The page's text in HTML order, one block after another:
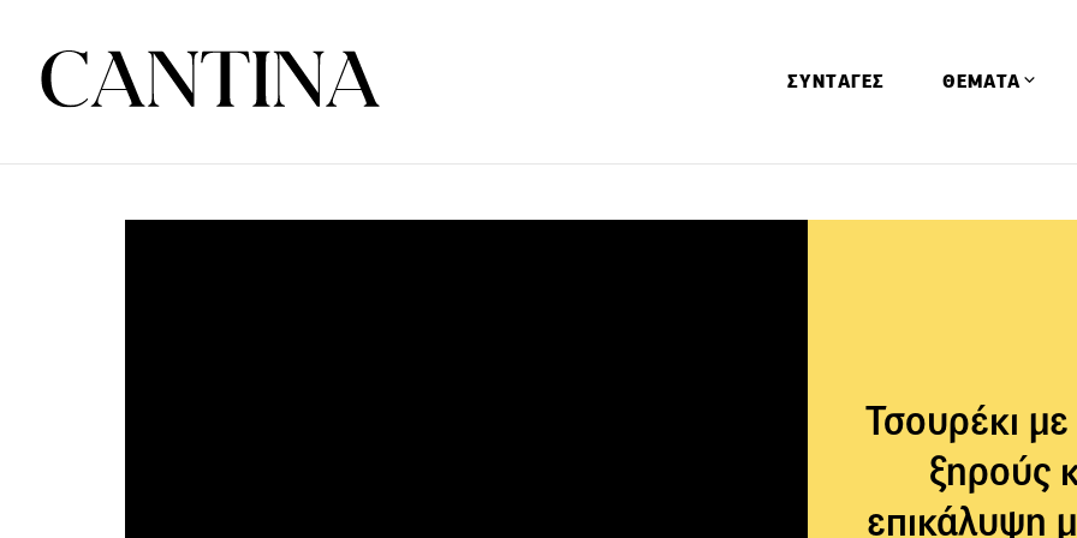
ΣΥΝΤΑΓΕΣ ΘΕΜΑΤΑ
Παιδί
Υγεία &
Τσουρέκι
ξηρούς
επικάλυψη